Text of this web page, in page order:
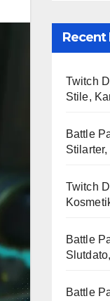
Recent
Twitch
Stile,
Battle
Twitch
Battle
Battle